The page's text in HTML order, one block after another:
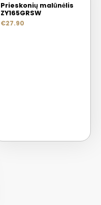
Prieskonių malūnėlis
ZY165GRSW
€27.90